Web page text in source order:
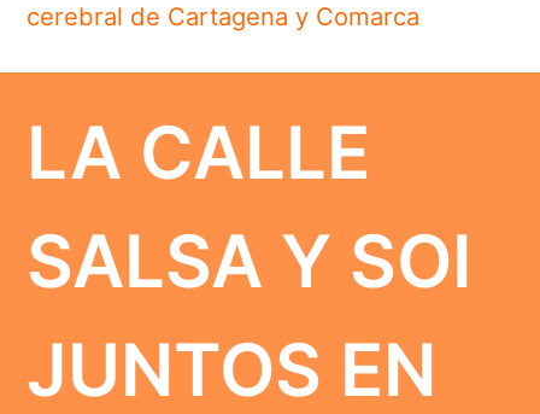
cerebral de Cartagena y Comarca
LA CALLE
SALSA Y SOI
JUNTOS EN